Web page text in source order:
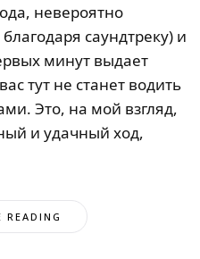
невероятно
саундтреку) и
минут выдает
тут не станет водить
Это, на мой взгляд,
и удачный ход,
READING